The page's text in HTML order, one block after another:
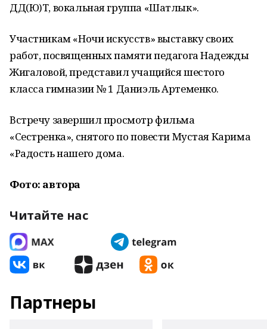
ДД(Ю)Т, вокальная группа «Шатлык».
Участникам «Ночи искусств» выставку своих
работ, посвященных памяти педагога Надежды
Жигаловой, представил учащийся шестого
класса гимназии № 1 Даниэль Артеменко.
Встречу завершил просмотр фильма
«Сестренка», снятого по повести Мустая Карима
«Радость нашего дома.
Фото: автора
Читайте нас
Партнеры